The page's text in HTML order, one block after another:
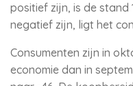
positief zijn, is de stand
negatief zijn, ligt het
Consumenten zijn in
economie dan in